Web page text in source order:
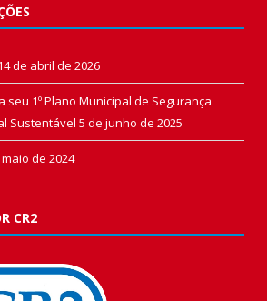
de abril de 2026
seu 1º Plano Municipal de Segurança
Sustentável 5 de junho de 2025
de 2024
CR2